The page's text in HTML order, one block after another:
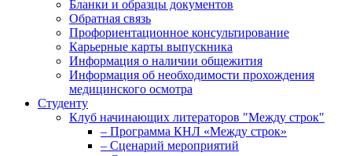
Бланки и образцы документов
Обратная связь
Профориентационное консультирование
Карьерные карты выпускника
Информация о наличии общежития
Информация об необходимости прохождения
медицинского осмотра
Студенту
Клуб начинающих литераторов "Между строк"
– Программа КНЛ «Между строк»
– Сценарий мероприятий